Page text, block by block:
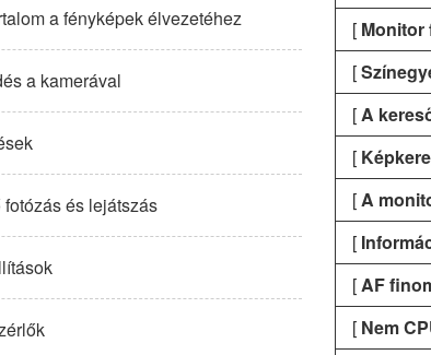
a fényképek élvezetéhez
a kamerával
és lejátszás
[ Monitor
[
[A
[
[A
[
[AF
[ Nem